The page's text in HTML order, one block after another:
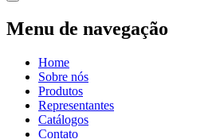
Menu de navegação
Home
Sobre nós
Produtos
Representantes
Catálogos
Contato